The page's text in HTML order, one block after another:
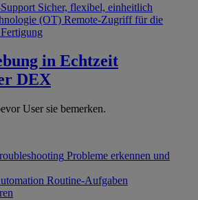
Sicher, flexibel, einheitlich
(OT) Remote-Zugriff für die
in Echtzeit
DEX
User sie bemerken.
Probleme erkennen und
Routine-Aufgaben